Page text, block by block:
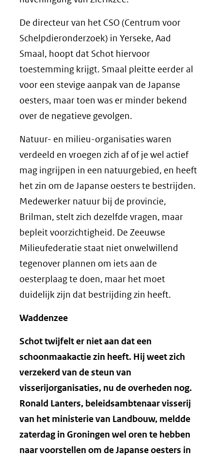
De directeur van het CSO (Centrum voor
Schelpdieronderzoek) in Yerseke, Aad
Smaal, hoopt dat Schot hiervoor
toestemming krijgt. Smaal pleitte eerder al
voor een stevige aanpak van de Japanse
oesters, maar toen was er minder bekend
over de negatieve gevolgen.
Natuur- en milieu-organisaties waren
verdeeld en vroegen zich af of je wel actief
mag ingrijpen in een natuurgebied, en heeft
het zin om de Japanse oesters te bestrijden.
Medewerker natuur bij de provincie,
Brilman, stelt zich dezelfde vragen, maar
bepleit voorzichtigheid. De Zeeuwse
Milieufederatie staat niet onwelwillend
tegenover plannen om iets aan de
oesterplaag te doen, maar het moet
duidelijk zijn dat bestrijding zin heeft.
Waddenzee
Schot twijfelt er niet aan dat een
schoonmaakactie zin heeft. Hij weet zich
verzekerd van de steun van
visserijorganisaties, nu de overheden nog.
Ronald Lanters, beleidsambtenaar visserij
van het ministerie van Landbouw, meldde
zaterdag in Groningen wel oren te hebben
naar voorstellen om de Japanse oesters in